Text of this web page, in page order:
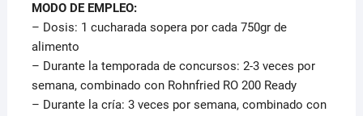
MODO DE EMPLEO:
– Dosis: 1 cucharada sopera por cada 750gr de
alimento
– Durante la temporada de concursos: 2-3 veces por
semana, combinado con Rohnfried RO 200 Ready
– Durante la cría: 3 veces por semana, combinado con